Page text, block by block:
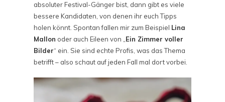
absoluter Festival-Gänger bist, dann gibt es viele
bessere Kandidaten, von denen ihr euch Tipps
holen könnt. Spontan fallen mir zum Beispiel Lina
Mallon oder auch Eileen von „ Ein Zimmer voller
Bilder“ ein. Sie sind echte Profis, was das Thema
betrifft – also schaut auf jeden Fall mal dort vorbei.